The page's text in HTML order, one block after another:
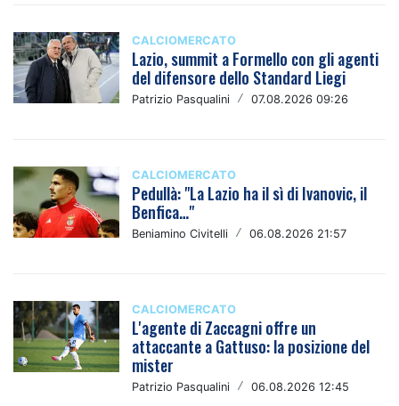
CALCIOMERCATO
Lazio, summit a Formello con gli agenti
del difensore dello Standard Liegi
Patrizio Pasqualini / 07.08.2026 09:26
CALCIOMERCATO
Pedullà: "La Lazio ha il sì di Ivanovic, il
Benfica…"
Beniamino Civitelli / 06.08.2026 21:57
CALCIOMERCATO
L'agente di Zaccagni offre un
attaccante a Gattuso: la posizione del
mister
Patrizio Pasqualini / 06.08.2026 12:45